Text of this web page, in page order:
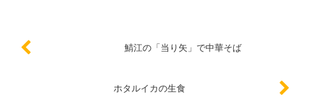
鯖江の「当り矢」で中華そば
ホタルイカの生食